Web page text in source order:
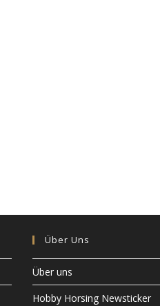
Über Uns
Über uns
Hobby Horsing Newsticker